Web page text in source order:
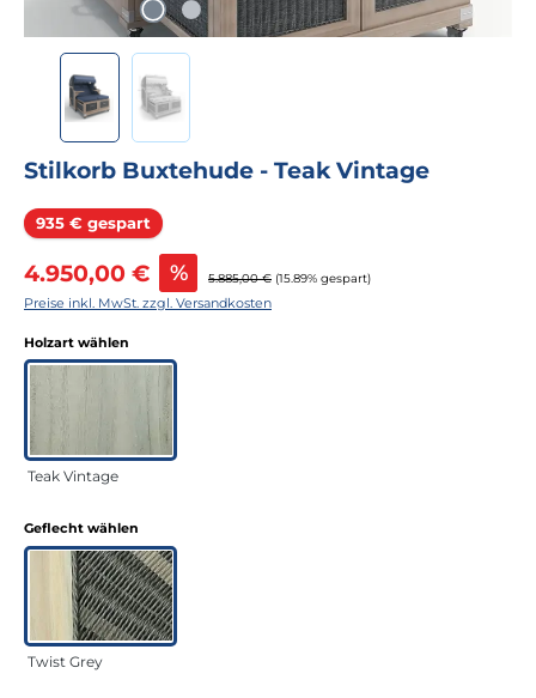
Stilkorb Buxtehude - Teak Vintage
935 € gespart Rabatt
Verkaufspreis:
4.950,00 € % Regulärer Preis:
5.885,00 € (15.89% gespart)
Preise inkl. MwSt. zzgl. Versandkosten
Holzart wählen
Teak Vintage
Geflecht wählen
Twist Grey